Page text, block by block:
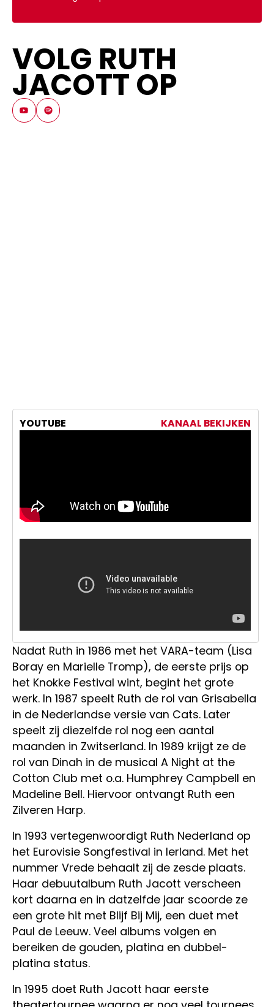
VOLG RUTH
JACOTT OP
YOUTUBE KANAAL BEKIJKEN
Nadat Ruth in 1986 met het VARA-team (Lisa
Boray en Marielle Tromp), de eerste prijs op
het Knokke Festival wint, begint het grote
werk. In 1987 speelt Ruth de rol van Grisabella
in de Nederlandse versie van Cats. Later
speelt zij diezelfde rol nog een aantal
maanden in Zwitserland. In 1989 krijgt ze de
rol van Dinah in de musical A Night at the
Cotton Club met o.a. Humphrey Campbell en
Madeline Bell. Hiervoor ontvangt Ruth een
Zilveren Harp.
In 1993 vertegenwoordigt Ruth Nederland op
het Eurovisie Songfestival in Ierland. Met het
nummer Vrede behaalt zij de zesde plaats.
Haar debuutalbum Ruth Jacott verscheen
kort daarna en in datzelfde jaar scoorde ze
een grote hit met Blijf Bij Mij, een duet met
Paul de Leeuw. Veel albums volgen en
bereiken de gouden, platina en dubbel-
platina status.
In 1995 doet Ruth Jacott haar eerste